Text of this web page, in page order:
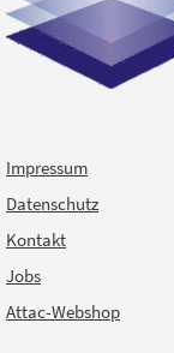
Impressum
Datenschutz
Kontakt
Jobs
Attac-Webshop